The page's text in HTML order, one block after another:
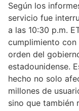
Según los
servicio fue
a las 10:30 p.m.
cumplimiento con
orden del
estadounidense.
hecho no solo
millones de
sino que también